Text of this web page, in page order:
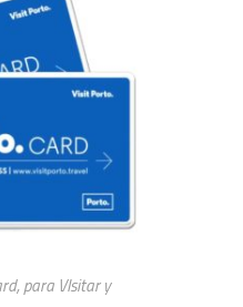
para VIsitar y